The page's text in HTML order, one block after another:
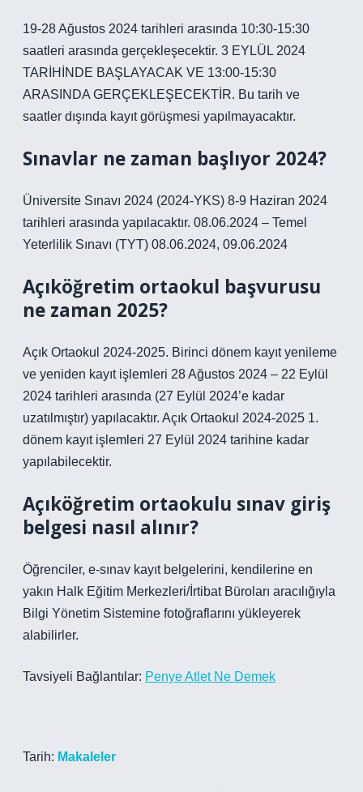
19-28 Ağustos 2024 tarihleri ​​arasında 10:30-15:30
saatleri arasında gerçekleşecektir. 3 EYLÜL 2024
TARİHİNDE BAŞLAYACAK VE 13:00-15:30
ARASINDA GERÇEKLEŞECEKTİR. Bu tarih ve
saatler dışında kayıt görüşmesi yapılmayacaktır.
Sınavlar ne zaman başlıyor 2024?
Üniversite Sınavı 2024 (2024-YKS) 8-9 Haziran 2024
tarihleri ​​arasında yapılacaktır. 08.06.2024 – Temel
Yeterlilik Sınavı (TYT) 08.06.2024, 09.06.2024
Açıköğretim ortaokul başvurusu
ne zaman 2025?
Açık Ortaokul 2024-2025. Birinci dönem kayıt yenileme
ve yeniden kayıt işlemleri 28 Ağustos 2024 – 22 Eylül
2024 tarihleri ​​arasında (27 Eylül 2024’e kadar
uzatılmıştır) yapılacaktır. Açık Ortaokul 2024-2025 1.
dönem kayıt işlemleri 27 Eylül 2024 tarihine kadar
yapılabilecektir.
Açıköğretim ortaokulu sınav giriş
belgesi nasıl alınır?
Öğrenciler, e-sınav kayıt belgelerini, kendilerine en
yakın Halk Eğitim Merkezleri/İrtibat Büroları aracılığıyla
Bilgi Yönetim Sistemine fotoğraflarını yükleyerek
alabilirler.
Tavsiyeli Bağlantılar: Penye Atlet Ne Demek
Tarih: Makaleler